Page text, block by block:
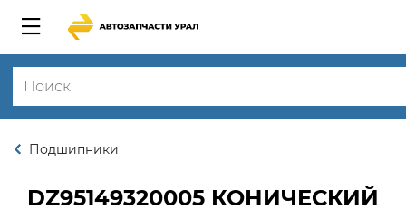
Подшипники
DZ95149320005 КОНИЧЕСКИЙ